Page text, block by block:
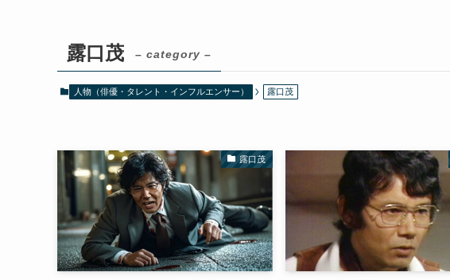
露口茂 – category –
人物（俳優・タレント・インフルエンサー） 露口茂
露口茂